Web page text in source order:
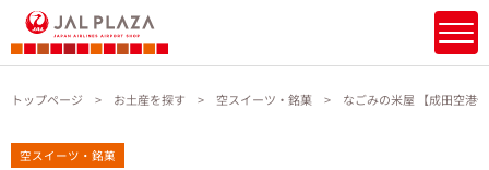
トップページ お土産を探す 空スイーツ・銘菓 なごみの米屋 【成田空港
空スイーツ・銘菓